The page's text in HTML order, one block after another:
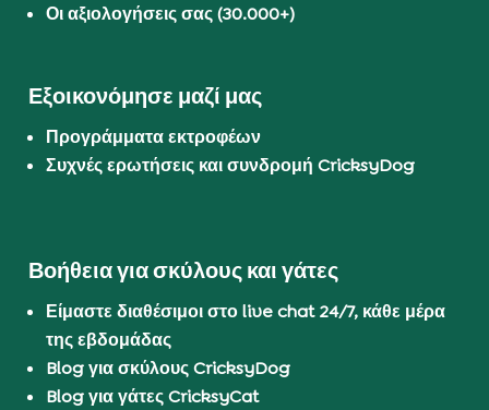
Οι αξιολογήσεις σας (30.000+)
Εξοικονόμησε μαζί μας
Προγράμματα εκτροφέων
Συχνές ερωτήσεις και συνδρομή CricksyDog
Βοήθεια για σκύλους και γάτες
Είμαστε διαθέσιμοι στο live chat 24/7, κάθε μέρα
της εβδομάδας
Blog για σκύλους CricksyDog
Blog για γάτες CricksyCat